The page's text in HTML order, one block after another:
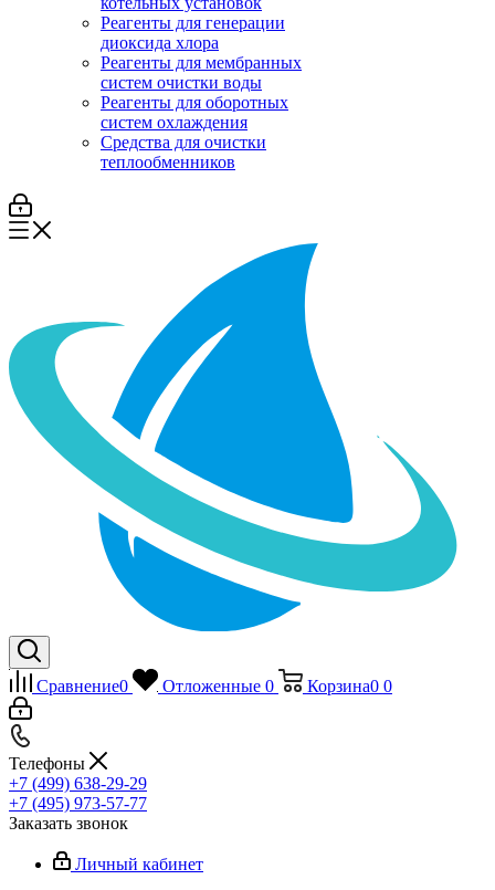
Реагенты для генерации
диоксида хлора
Реагенты для мембранных
систем очистки воды
Реагенты для оборотных
систем охлаждения
Средства для очистки
теплообменников
Сравнение0 Отложенные 0 Корзина0 0
Телефоны
+7 (499) 638-29-29
+7 (495) 973-57-77
Заказать звонок
Личный кабинет